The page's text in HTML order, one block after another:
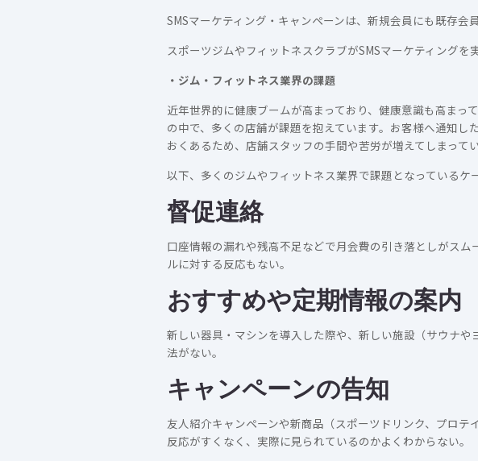
SMSマーケティング・キャンペーンは、新規会員にも既存会
スポーツジムやフィットネスクラブがSMSマーケティングを
・ ジム・フィットネス業界の課題
近年世界的に健康ブームが高まっており、健康意識も高ま
の中で、多くの店舗が課題を抱えています。お客様へ通知
おくあるため、店舗スタッフの手間や苦労が増えてしまって
以下、多くのジムやフィットネス業界で課題となっているケ
督促連絡
口座情報の漏れや残高不足などで月会費の引き落としがス
ルに対する反応もない。
おすすめや定期情報の案内
新しい器具・マシンを導入した際や、新しい施設（サウナ
法がない。
キャンペーンの告知
友人紹介キャンペーンや新商品（スポーツドリンク、プロテ
反応がすくなく、実際に見られているのかよくわからない。